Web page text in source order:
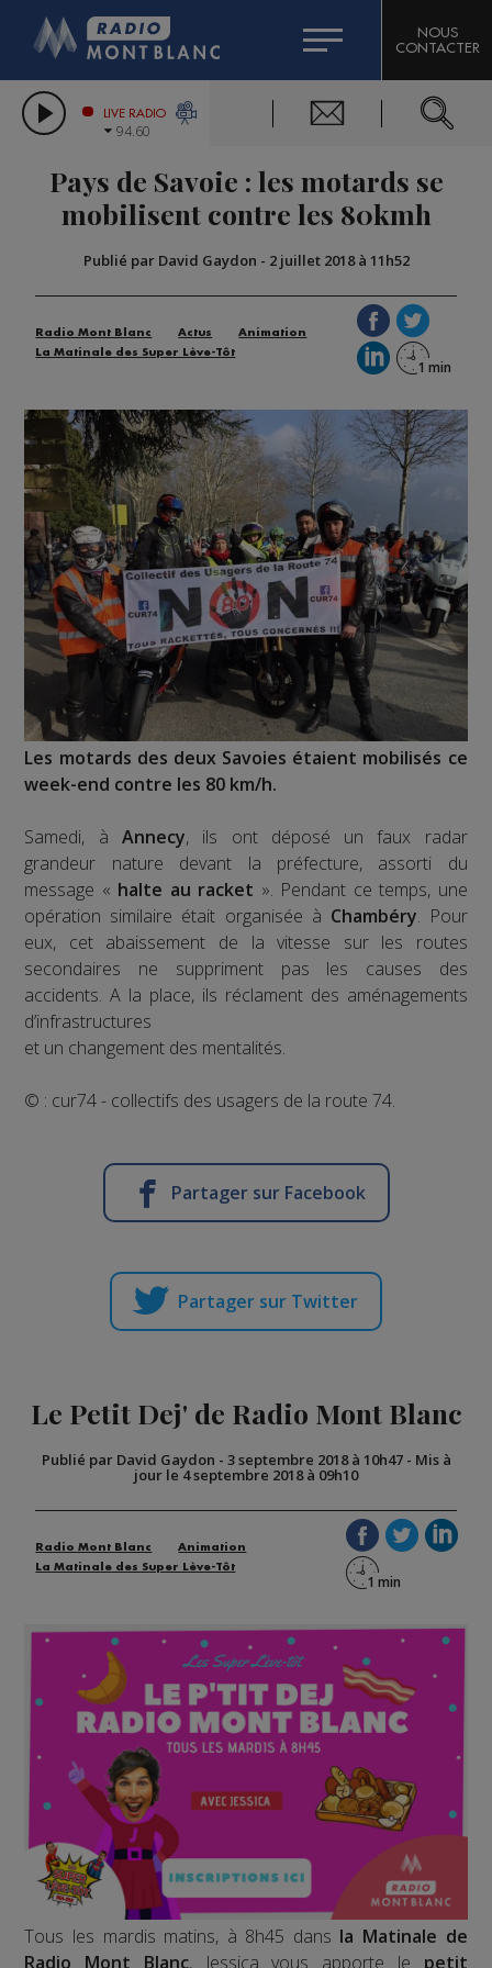
LES CHRONIQUES DE L'EXPERT
CITIZEN MACHINERY
GRAND MASSIF DOMAINES SKIABLES
BIGARD
COMPAGNIE DU MONT-BLANC
NOUS
CONTACTER
LIVE RADIO
94.60
Pays de Savoie : les motards se
mobilisent contre les 80kmh
Publié par David Gaydon - 2 juillet 2018 à 11h52
Radio Mont Blanc Actus
Animation
La Matinale des Super Lève-Tôt
Les motards des deux Savoies étaient mobilisés ce
week-end contre les 80 km/h.
Samedi, à Annecy, ils ont déposé un faux radar
grandeur nature devant la préfecture, assorti du
message « halte au racket ». Pendant ce temps, une
opération similaire était organisée à Chambéry. Pour
eux, cet abaissement de la vitesse sur les routes
secondaires ne suppriment pas les causes des
accidents. A la place, ils réclament des aménagements
d’infrastructures
et un changement des mentalités.
© : cur74 - collectifs des usagers de la route 74.
Partager sur Facebook
Partager sur Twitter
Le Petit Dej' de Radio Mont Blanc
Publié par David Gaydon - 3 septembre 2018 à 10h47- Mis à
jour le 4 septembre 2018 à 09h10
Radio Mont Blanc
Animation
La Matinale des Super Lève-Tôt
Tous les mardis matins, à 8h45 dans la Matinale de
Radio Mont Blanc, Jessica vous apporte le petit